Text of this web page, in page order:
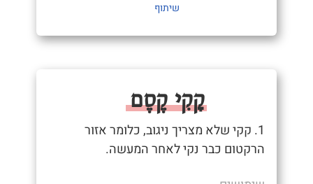
שיתוף
קָקִי קֶסֶם
1. קקי שלא מצריך ניגוב, כלומר אזור
הרקטום כבר נקי לאחר המעשה.